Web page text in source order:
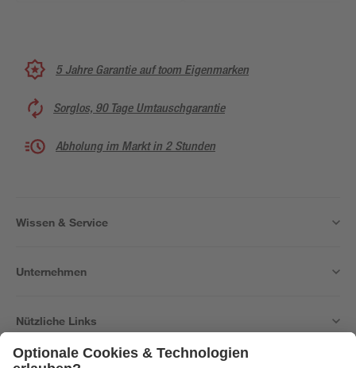
5 Jahre Garantie auf toom Eigenmarken
Sorglos, 90 Tage Umtauschgarantie
Abholung im Markt in 2 Stunden
Wissen & Service
Unternehmen
Nützliche Links